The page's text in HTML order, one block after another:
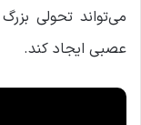
می‌تواند تحولی
عصبی ایجاد کند.